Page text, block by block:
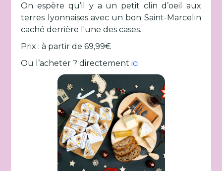
On espère qu’il y a un petit clin d’oeil aux
terres lyonnaises avec un bon Saint-Marcelin
caché derrière l'une des cases.
Prix : à partir de 69,99€
Ou l’acheter ? directementici